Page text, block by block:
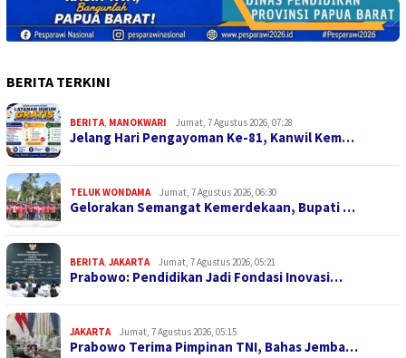
BERITA TERKINI
BERITA, MANOKWARI Jumat, 7 Agustus 2026, 07:28
Jelang Hari Pengayoman Ke-81, Kanwil Kem…
TELUK WONDAMA Jumat, 7 Agustus 2026, 06:30
Gelorakan Semangat Kemerdekaan, Bupati …
BERITA, JAKARTA Jumat, 7 Agustus 2026, 05:21
Prabowo: Pendidikan Jadi Fondasi Inovasi…
JAKARTA Jumat, 7 Agustus 2026, 05:15
Prabowo Terima Pimpinan TNI, Bahas Jemba…